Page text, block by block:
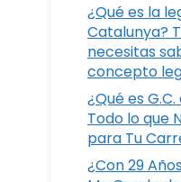
¿Qué es la
Catalunya?
necesitas
concepto
¿Qué es
Todo lo que
para Tu
¿Con 29